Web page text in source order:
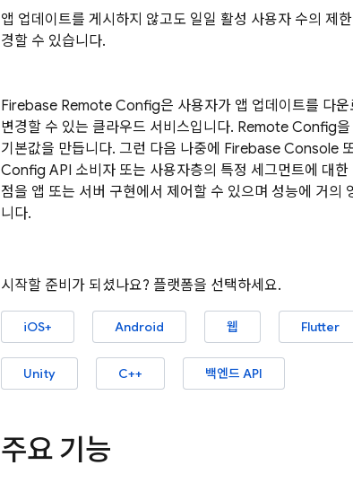
앱 업데이트를 게시하지 않고도 일일 활성 사용자 수의 제
경할 수 있습니다.
Firebase Remote Config은 사용자가 앱 업데이트를 다
변경할 수 있는 클라우드 서비스입니다. Remote Config
기본값을 만듭니다. 그런 다음 나중에 Firebase Console
Config API 소비자 또는 사용자층의 특정 세그먼트에 대
점을 앱 또는 서버 구현에서 제어할 수 있으며 성능에 거
니다.
시작할 준비가 되셨나요? 플랫폼을 선택하세요.
iOS+ Android 웹 Flutter
Unity C++ 백엔드 API
주요 기능